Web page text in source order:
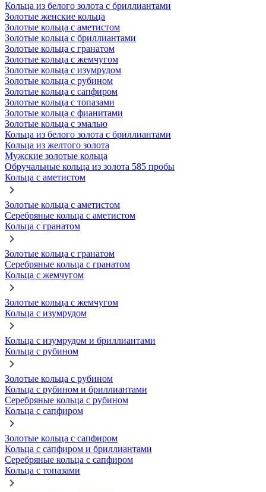
Кольца из белого золота с бриллиантами
Золотые женские кольца
Золотые кольца с аметистом
Золотые кольца с бриллиантами
Золотые кольца с гранатом
Золотые кольца с жемчугом
Золотые кольца с изумрудом
Золотые кольца с рубином
Золотые кольца с сапфиром
Золотые кольца с топазами
Золотые кольца с фианитами
Золотые кольца с эмалью
Кольца из белого золота с бриллиантами
Кольца из желтого золота
Мужские золотые кольца
Обручальные кольца из золота 585 пробы
Кольца с аметистом
Золотые кольца с аметистом
Серебряные кольца с аметистом
Кольца с гранатом
Золотые кольца с гранатом
Серебряные кольца с гранатом
Кольца с жемчугом
Золотые кольца с жемчугом
Кольца с изумрудом
Кольца с изумрудом и бриллиантами
Кольца с рубином
Золотые кольца с рубином
Кольца с рубином и бриллиантами
Серебряные кольца с рубином
Кольца с сапфиром
Золотые кольца с сапфиром
Кольца с сапфиром и бриллиантами
Серебряные кольца с сапфиром
Кольца с топазами